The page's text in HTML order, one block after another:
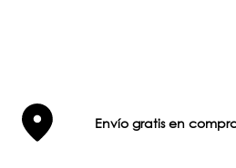
Envío gratis en